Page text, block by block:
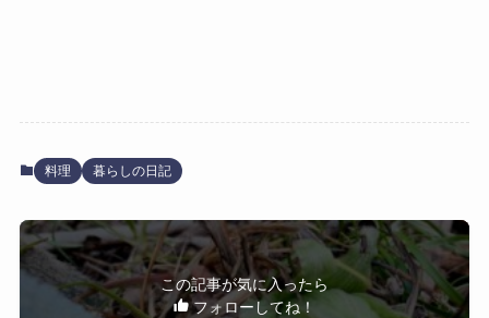
料理 暮らしの日記
この記事が気に入ったら
フォローしてね！